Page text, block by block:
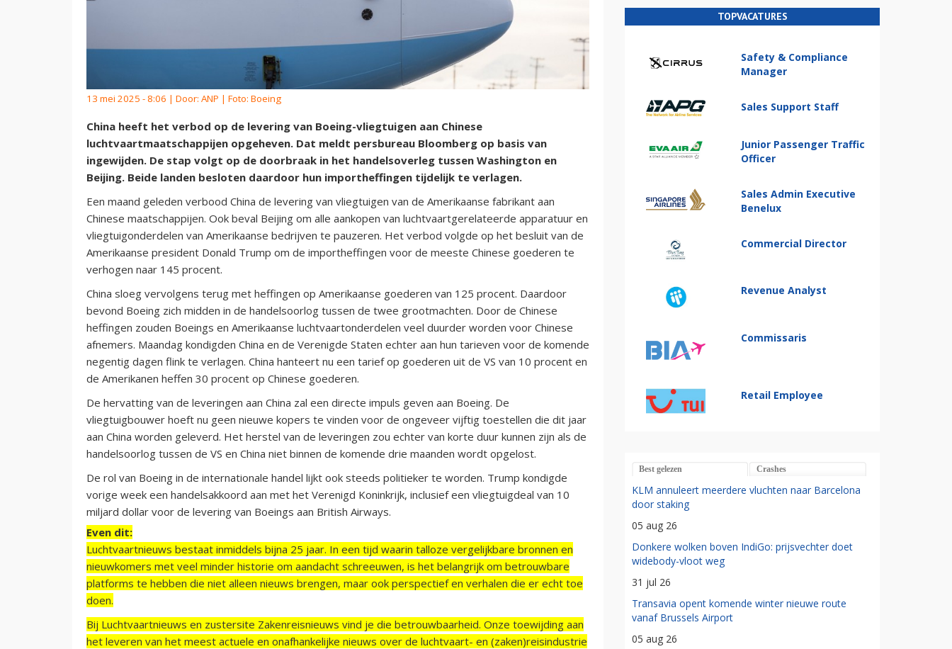
13 mei 2025 - 8:06 | Door: ANP | Foto: Boeing
China heeft het verbod op de levering van Boeing-vliegtuigen aan Chinese
luchtvaartmaatschappijen opgeheven. Dat meldt persbureau Bloomberg op basis van
ingewijden. De stap volgt op de doorbraak in het handelsoverleg tussen Washington en
Beijing. Beide landen besloten daardoor hun importheffingen tijdelijk te verlagen.
Een maand geleden verbood China de levering van vliegtuigen van de Amerikaanse fabrikant aan
Chinese maatschappijen. Ook beval Beijing om alle aankopen van luchtvaartgerelateerde apparatuur en
vliegtuigonderdelen van Amerikaanse bedrijven te pauzeren. Het verbod volgde op het besluit van de
Amerikaanse president Donald Trump om de importheffingen voor de meeste Chinese goederen te
verhogen naar 145 procent.
China sloeg vervolgens terug met heffingen op Amerikaanse goederen van 125 procent. Daardoor
bevond Boeing zich midden in de handelsoorlog tussen de twee grootmachten. Door de Chinese
heffingen zouden Boeings en Amerikaanse luchtvaartonderdelen veel duurder worden voor Chinese
afnemers. Maandag kondigden China en de Verenigde Staten echter aan hun tarieven voor de komende
negentig dagen flink te verlagen. China hanteert nu een tarief op goederen uit de VS van 10 procent en
de Amerikanen heffen 30 procent op Chinese goederen.
De hervatting van de leveringen aan China zal een directe impuls geven aan Boeing. De
vliegtuigbouwer hoeft nu geen nieuwe kopers te vinden voor de ongeveer vijftig toestellen die dit jaar
aan China worden geleverd. Het herstel van de leveringen zou echter van korte duur kunnen zijn als de
handelsoorlog tussen de VS en China niet binnen de komende drie maanden wordt opgelost.
De rol van Boeing in de internationale handel lijkt ook steeds politieker te worden. Trump kondigde
vorige week een handelsakkoord aan met het Verenigd Koninkrijk, inclusief een vliegtuigdeal van 10
miljard dollar voor de levering van Boeings aan British Airways.
Even dit:
Luchtvaartnieuws bestaat inmiddels bijna 25 jaar. In een tijd waarin talloze vergelijkbare bronnen en
nieuwkomers met veel minder historie om aandacht schreeuwen, is het belangrijk om betrouwbare
platforms te hebben die niet alleen nieuws brengen, maar ook perspectief en verhalen die er echt toe
doen.
Bij Luchtvaartnieuws en zustersite Zakenreisnieuws vind je die betrouwbaarheid. Onze toewijding aan
het leveren van het meest actuele en onafhankelijke nieuws over de luchtvaart- en (zaken)reisindustrie
TOPVACATURES
Safety & Compliance
Manager
Sales Support Staff
Junior Passenger Traffic
Officer
Sales Admin Executive
Benelux
Commercial Director
Revenue Analyst
Commissaris
Retail Employee
Best gelezen Crashes
KLM annuleert meerdere vluchten naar Barcelona
door staking
05 aug 26
Donkere wolken boven IndiGo: prijsvechter doet
widebody-vloot weg
31 jul 26
Transavia opent komende winter nieuwe route
vanaf Brussels Airport
05 aug 26